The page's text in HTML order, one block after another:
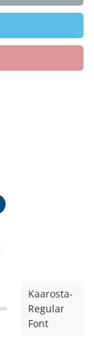
Kaarosta-
Regular
Font